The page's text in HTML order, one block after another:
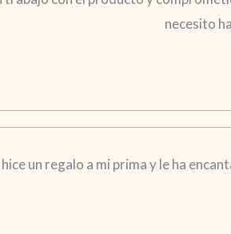
necesito
un regalo a mi prima y le ha